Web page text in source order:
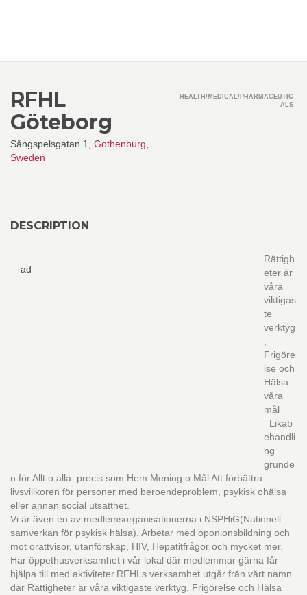
RFHL
Göteborg
Sångspelsgatan 1, Gothenburg
Sweden
HEALTH/MEDICAL/PHARMACEUTIC
ALS
DESCRIPTION
ad
Rättigh
eter är
våra
viktigas
te
verktyg
Frigöre
lse och
Hälsa
våra
mål
Likab
ehandli
ng
grunde
n för Allt o alla precis som Hem Mening o Mål Att förbättra
livsvillkoren för personer med beroendeproblem, psykisk ohälsa
eller annan social utsatthet.
Vi är även en av medlemsorganisationerna i NSPHiG(Nationell
samverkan för psykisk hälsa). Arbetar med oponionsbildning och
mot orättvisor, utanförskap, HIV, Hepatitfrågor och mycket mer.
Har öppethusverksamhet i vår lokal där medlemmar gärna får
hjälpa till med aktiviteter.RFHLs verksamhet utgår från vårt namn
där Rättigheter är våra viktigaste verktyg, Frigörelse och Hälsa